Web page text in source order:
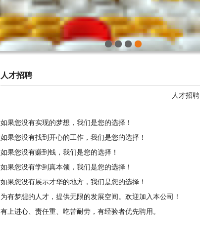
1 2 3 4
人才招聘
人才招聘
如果您没有实现的梦想，我们是您的选择！
如果您没有找到开心的工作，我们是您的选择！
如果您没有赚到钱，我们是您的选择！
如果您没有学到真本领，我们是您的选择！
如果您没有展示才华的地方，我们是您的选择！
为有梦想的人才，提供无限的发展空间。欢迎加入本公司！
有上进心、责任重、吃苦耐劳，有经验者优先聘用。